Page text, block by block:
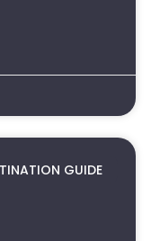
GUIDE